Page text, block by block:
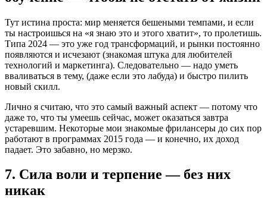
Тут истина проста: мир меняется бешеными темпами, и если
ты настроишься на «я знаю это и этого хватит», то пролетишь.
Типа 2024 — это уже год трансформаций, и рынки постоянно
появляются и исчезают (знакомая штука для любителей
технологий и маркетинга). Следовательно — надо уметь
вваливаться в тему, (даже если это лабуда) и быстро пилить
новый скилл.
Лично я считаю, что это самый важный аспект — потому что
даже то, что ты умеешь сейчас, может оказаться завтра
устаревшим. Некоторые мои знакомые фрилансеры до сих пор
работают в программах 2015 года — и конечно, их доход
падает. Это забавно, но мерзко.
7. Сила воли и терпение — без них
никак